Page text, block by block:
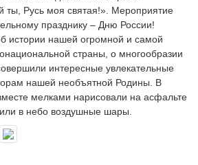
ты, Русь моя святая!». Мероприятие
празднику – Дню России!
истории нашей огромной и самой
страны, о многообразии
интересные увлекательные
нашей необъятной Родины. В
мелками нарисовали на асфальте
в небо воздушные шары.